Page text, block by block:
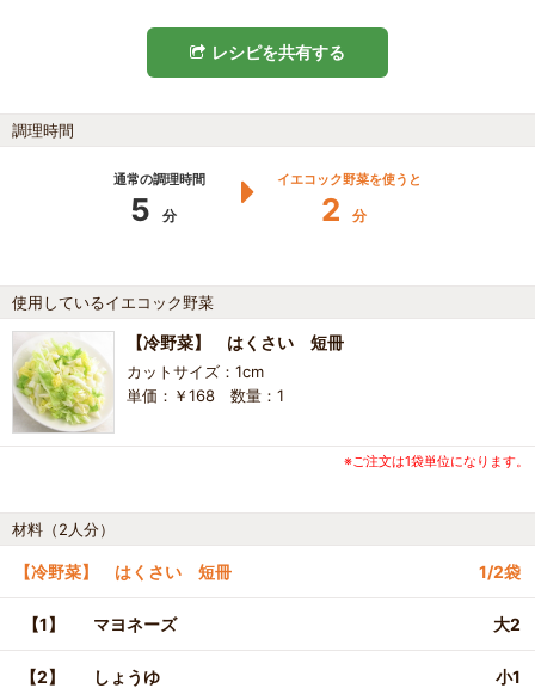
レシピを共有する
調理時間
通常の調理時間
5 分
イエコック野菜を使うと
2 分
使用しているイエコック野菜
【冷野菜】 はくさい 短冊
カットサイズ：1cm
単価：￥168 数量：1
※ご注文は1袋単位になります。
材料（2人分）
【冷野菜】 はくさい 短冊 1/2袋
【1】 マヨネーズ 大2
【2】 しょうゆ 小1